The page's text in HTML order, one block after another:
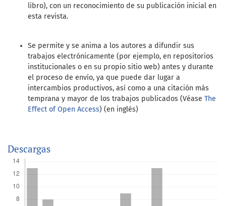
libro), con un reconocimiento de su publicación inicial en
esta revista.
Se permite y se anima a los autores a difundir sus
trabajos electrónicamente (por ejemplo, en repositorios
institucionales o en su propio sitio web) antes y durante
el proceso de envío, ya que puede dar lugar a
intercambios productivos, así como a una citación más
temprana y mayor de los trabajos publicados (Véase The
Effect of Open Access) (en inglés)
Descargas